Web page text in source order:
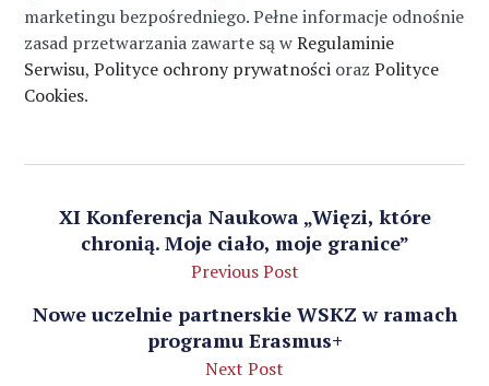
marketingu bezpośredniego. Pełne informacje odnośnie
zasad przetwarzania zawarte są wRegulaminie
Serwisu,Polityce ochrony prywatności orazPolityce
Cookies.
XI Konferencja Naukowa „Więzi, które
chronią. Moje ciało, moje granice”
Previous Post
Nowe uczelnie partnerskie WSKZ w ramach
programu Erasmus+
Next Post